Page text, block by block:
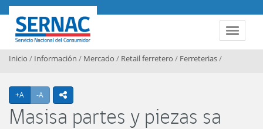
Contenido principal
Toggle
SERNAC
Inicio / Información / Mercado / Retail ferretero / Ferreterias/
+A Agrandar texto
-A Achicar textoicono compartir
Masisa partes y piezas sa